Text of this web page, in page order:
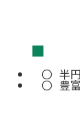
■
半
豊